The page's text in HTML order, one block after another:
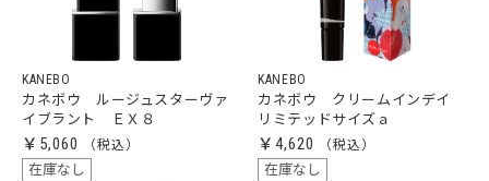
KANEBO
カネボウ ルージュスターヴァ
イブラント ＥＸ８
￥5,060
在庫なし
KANEBO
カネボウ クリームインデイ
リミテッドサイズａ
￥4,620
在庫なし